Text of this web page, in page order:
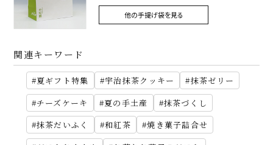
他の手提げ袋を見る
関連キーワード
夏ギフト特集 宇治抹茶クッキー
抹茶ゼリー
チーズケーキ
夏の手土産
抹茶づくし
抹茶だいふく
和紅茶
焼き菓子詰合せ